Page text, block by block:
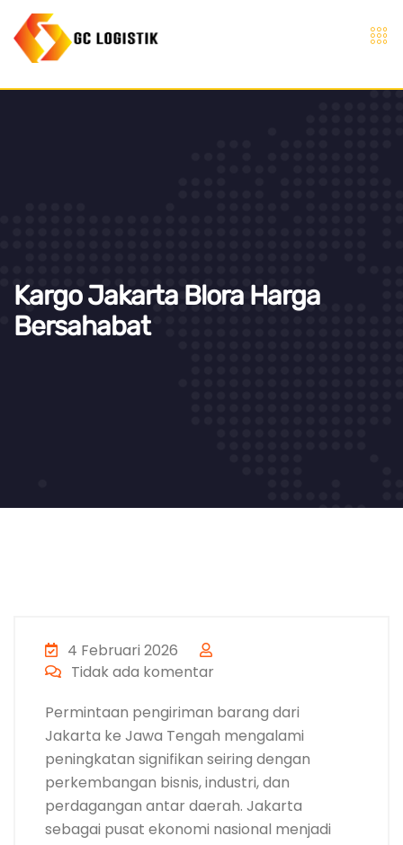
Kargo Jakarta Blora Harga
Bersahabat
4 Februari 2026
Tidak ada komentar
Permintaan pengiriman barang dari
Jakarta ke Jawa Tengah mengalami
peningkatan signifikan seiring dengan
perkembangan bisnis, industri, dan
perdagangan antar daerah. Jakarta
sebagai pusat ekonomi nasional menjadi